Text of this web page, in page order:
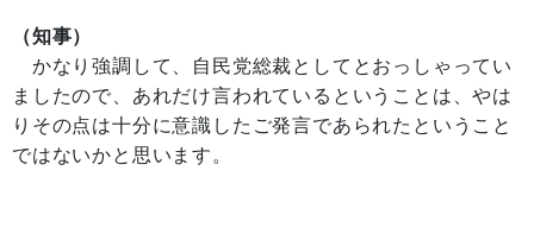
（知事）
かなり強調して、自民党総裁としてとおっしゃってい
ましたので、あれだけ言われているということは、やは
りその点は十分に意識したご発言であられたということ
ではないかと思います。